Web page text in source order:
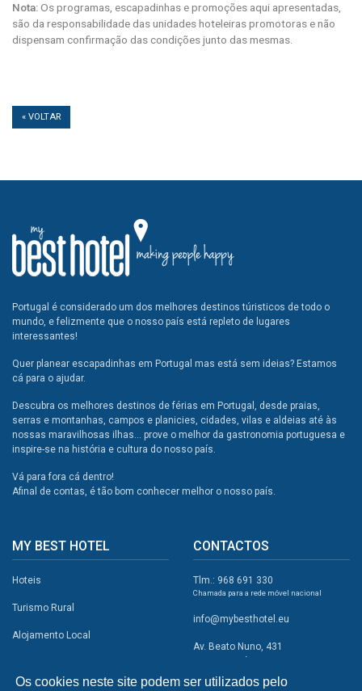
Os cookies neste site podem ser utilizados pelo
Nota:Os programas, escapadinhas e promoções aqui apresentadas,
são da responsabilidade das unidades hoteleiras promotoras e não
dispensam confirmação das condições junto das mesmas.
« VOLTAR
Portugal é considerado um dos melhores destinos túristicos de todo o
mundo, e felizmente que o nosso país está repleto de lugares
interessantes!
Quer planear escapadinhas em Portugal mas está sem ideias? Estamos
cá para o ajudar.
Descubra os melhores destinos de férias em Portugal, desde praias,
serras e montanhas, campos e planicies, cidades, vilas e aldeias até às
nossas maravilhosas ilhas... prove o melhor da gastronomia portuguesa e
inspire-se na história e cultura do nosso país.
Vá para fora cá dentro!
Afinal de contas, é tão bom conhecer melhor o nosso país.
MY BEST HOTEL
Hoteis
Turismo Rural
Alojamento Local
CONTACTOS
Tlm.: 968 691 330
Chamada para a rede móvel nacional
info@mybesthotel.eu
Av. Beato Nuno, 431